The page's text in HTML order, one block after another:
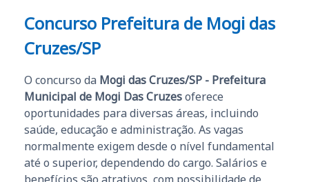
Concurso Prefeitura de Mogi das
Cruzes/SP
O concurso da Mogi das Cruzes/SP - Prefeitura
Municipal de Mogi Das Cruzesoferece
oportunidades para diversas áreas, incluindo
saúde, educação e administração. As vagas
normalmente exigem desde o nível fundamental
até o superior, dependendo do cargo. Salários e